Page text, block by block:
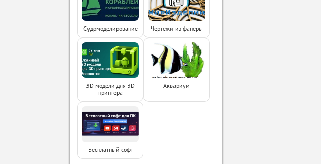
Судомоделирование Чертежи из фанеры
3D модели для 3D
принтера
Аквариум
Бесплатный софт